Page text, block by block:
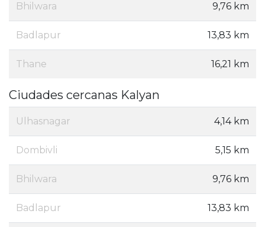
Bhilwara 9,76 km
Badlapur 13,83 km
Thane 16,21 km
Ciudades cercanas Kalyan
Ulhasnagar 4,14 km
Dombivli 5,15 km
Bhilwara 9,76 km
Badlapur 13,83 km